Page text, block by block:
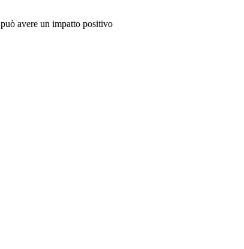
avere un impatto positivo